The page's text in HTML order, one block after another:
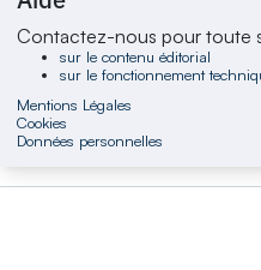
Contactez-nous pour toute
sur le contenu éditorial
sur le fonctionnement
Mentions Légales
Cookies
Données personnelles